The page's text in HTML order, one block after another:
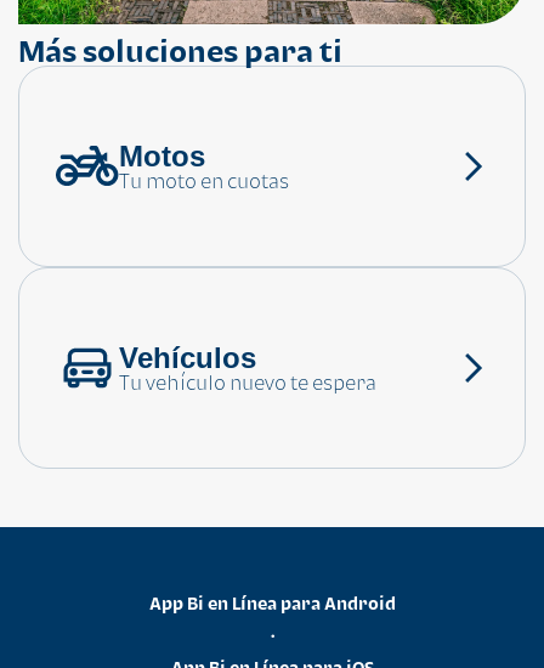
¿Necesitas ayuda?
Más soluciones para ti
Motos
Tu moto en cuotas
Vehículos
Tu vehículo nuevo te espera
App Bi en Línea para Android
•